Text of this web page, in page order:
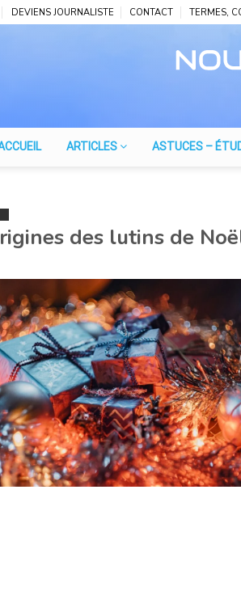
DEVIENS JOURNALISTE CONTACT TERMES,
ARTICLES ASTUCES –
des lutins de